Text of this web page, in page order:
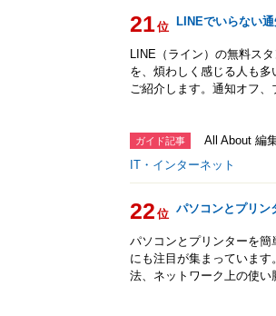
21位 LINEでいらない
LINE（ライン）の無料ス
を、煩わしく感じる人も
ご紹介します。通知オフ、
ガイド記事
All About 編
IT・インターネット
22 位 パソコンとプリン
パソコンとプリンターを
にも注目が集まっていま
法、ネットワーク上の使い